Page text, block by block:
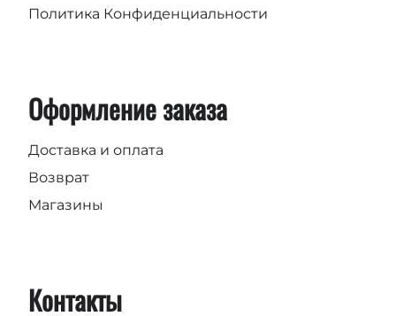
Политика Конфиденциальности
Оформление заказа
Доставка и оплата
Возврат
Магазины
Контакты